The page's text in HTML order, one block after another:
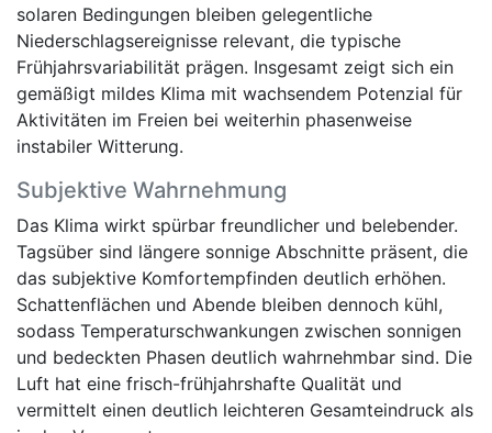
solaren Bedingungen bleiben gelegentliche
Niederschlagsereignisse relevant, die typische
Frühjahrsvariabilität prägen. Insgesamt zeigt sich ein
gemäßigt mildes Klima mit wachsendem Potenzial für
Aktivitäten im Freien bei weiterhin phasenweise
instabiler Witterung.
Subjektive Wahrnehmung
Das Klima wirkt spürbar freundlicher und belebender.
Tagsüber sind längere sonnige Abschnitte präsent, die
das subjektive Komfortempfinden deutlich erhöhen.
Schattenflächen und Abende bleiben dennoch kühl,
sodass Temperaturschwankungen zwischen sonnigen
und bedeckten Phasen deutlich wahrnehmbar sind. Die
Luft hat eine frisch-frühjahrshafte Qualität und
vermittelt einen deutlich leichteren Gesamteindruck als